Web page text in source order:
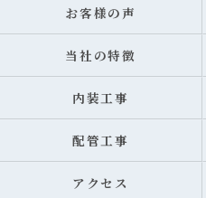
お客様の声
当社の特徴
内装工事
配管工事
アクセス